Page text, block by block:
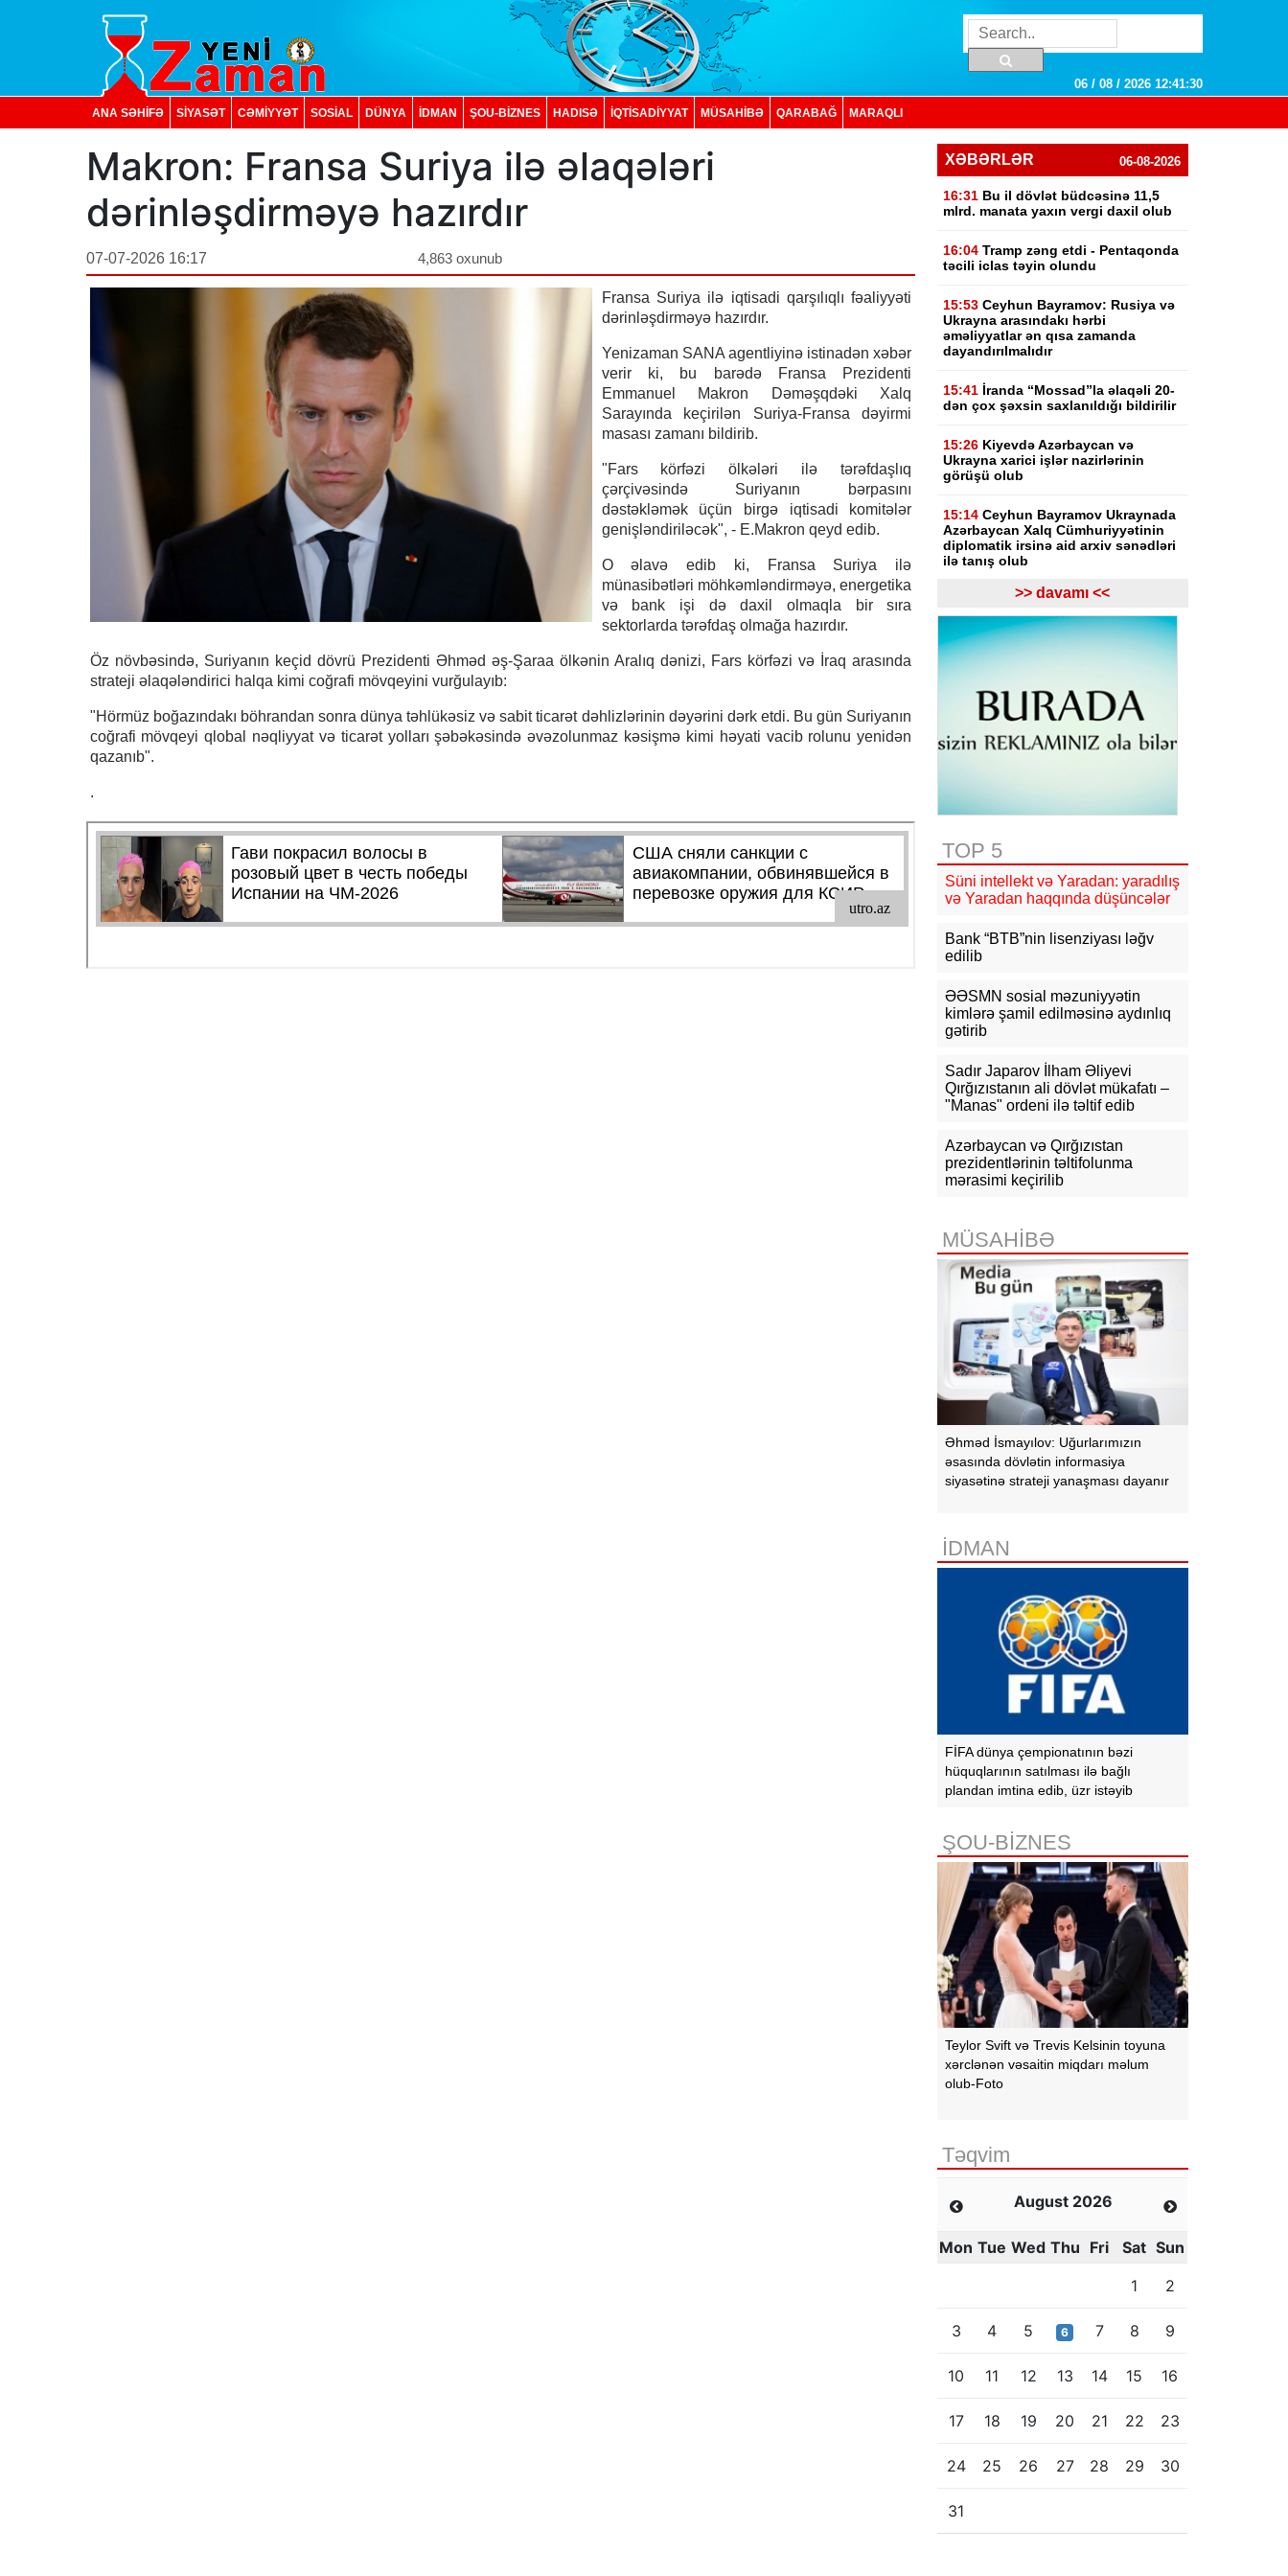
06 / 08 / 2026 12:41:31
ANA SƏHİFƏ SİYASƏT CƏMİYYƏT SOSIAL DÜNYA İDMAN ŞOU-BİZNES HADISƏ İQTISADIYYAT MÜSAHİBƏ QARABAĞ MARAQLI
Makron: Fransa Suriya ilə əlaqələri
dərinləşdirməyə hazırdır
07-07-2026 16:17 4,863 oxunub
Fransa Suriya ilə iqtisadi qarşılıqlı fəaliyyəti
dərinləşdirməyə hazırdır.
Yenizaman SANA agentliyinə istinadən xəbər
verir ki, bu barədə Fransa Prezidenti
Emmanuel Makron Dəməşqdəki Xalq
Sarayında keçirilən Suriya-Fransa dəyirmi
masası zamanı bildirib.
"Fars körfəzi ölkələri ilə tərəfdaşlıq
çərçivəsində Suriyanın bərpasını
dəstəkləmək üçün birgə iqtisadi komitələr
genişləndiriləcək", - E.Makron qeyd edib.
O əlavə edib ki, Fransa Suriya ilə
münasibətləri möhkəmləndirməyə, energetika
və bank işi də daxil olmaqla bir sıra
sektorlarda tərəfdaş olmağa hazırdır.
Öz növbəsində, Suriyanın keçid dövrü Prezidenti Əhməd əş-Şaraa ölkənin Aralıq dənizi, Fars körfəzi və İraq arasında
strateji əlaqələndirici halqa kimi coğrafi mövqeyini vurğulayıb:
"Hörmüz boğazındakı böhrandan sonra dünya təhlükəsiz və sabit ticarət dəhlizlərinin dəyərini dərk etdi. Bu gün Suriyanın
coğrafi mövqeyi qlobal nəqliyyat və ticarət yolları şəbəkəsində əvəzolunmaz kəsişmə kimi həyati vacib rolunu yenidən
qazanıb".
.
XƏBƏRLƏR 06-08-2026
16:31 Bu il dövlət büdcəsinə 11,5
mlrd. manata yaxın vergi daxil olub
16:04 Tramp zəng etdi - Pentaqonda
təcili iclas təyin olundu
15:53 Ceyhun Bayramov: Rusiya və
Ukrayna arasındakı hərbi
əməliyyatlar ən qısa zamanda
dayandırılmalıdır
15:41 İranda “Mossad”la əlaqəli 20-
dən çox şəxsin saxlanıldığı bildirilir
15:26 Kiyevdə Azərbaycan və
Ukrayna xarici işlər nazirlərinin
görüşü olub
15:14 Ceyhun Bayramov Ukraynada
Azərbaycan Xalq Cümhuriyyətinin
diplomatik irsinə aid arxiv sənədləri
ilə tanış olub
İbrahim Kalın Suriyanın xarici
işlər naziri ilə regional məsələləri
müzakirə edib
15:00
-Fotolar
14:51
Ceyhun Bayramov İrpen
nəticə ilə başa çata bilər
14:31 Böyük Britaniya Rusiyaya
qarşı sanksiyaları genişləndirib
14:18 BTC ilə indiyədək 630 mln.
tondan artıq neft nəql olunub
13:52 Elman Abdullayev UNESCO-
dan geri çağırılıb, yeni daimi
nümayəndə təyin edilib
Azərbaycanın Avropa Şurası
yanında daimi nümayəndəsi geri
çağırılıb
ordeni ilə təltif edilib
>> davamı <<
TOP 5
Süni intellekt və Yaradan: yaradılış
və Yaradan haqqında düşüncələr
Bank “BTB”nin lisenziyası ləğv
edilib
ƏƏSMN sosial məzuniyyətin
kimlərə şamil edilməsinə aydınlıq
gətirib
Sadır Japarov İlham Əliyevi
Qırğızıstanın ali dövlət mükafatı –
"Manas" ordeni ilə təltif edib
Azərbaycan və Qırğızıstan
prezidentlərinin təltifolunma
mərasimi keçirilib
MÜSAHİBƏ
Əhməd İsmayılov: Uğurlarımızın
əsasında dövlətin informasiya
siyasətinə strateji yanaşması dayanır
İDMAN
FİFA dünya çempionatının bəzi
hüquqlarının satılması ilə bağlı
plandan imtina edib, üzr istəyib
ŞOU-BİZNES
Teylor Svift və Trevis Kelsinin toyuna
xərclənən vəsaitin miqdarı məlum
olub-Foto
Təqvim
August 2026
Mon Tue Wed Thu Fri Sat Sun
1
2
3 4 5 6 7 8 9
10 11 12 13 14 15 16
17 18 19 20 21 22 23
24 25 26 27 28 29 30
31